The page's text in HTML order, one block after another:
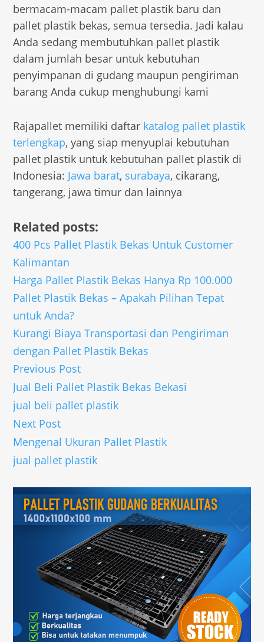
bermacam-macam pallet plastik baru dan
pallet plastik bekas, semua tersedia. Jadi kalau
Anda sedang membutuhkan pallet plastik
dalam jumlah besar untuk kebutuhan
penyimpanan di gudang maupun pengiriman
barang Anda cukup menghubungi kami
Rajapallet memiliki daftar katalog pallet plastik
terlengkap, yang siap menyuplai kebutuhan
pallet plastik untuk kebutuhan pallet plastik di
Indonesia: Jawa barat, surabaya, cikarang,
tangerang, jawa timur dan lainnya
Related posts:
400 Pcs Pallet Plastik Bekas Untuk Customer
Kalimantan
Harga Pallet Plastik Bekas Hanya Rp 100.000
Pallet Plastik Bekas – Apakah Pilihan Tepat
untuk Anda?
Kurangi Biaya Transportasi dan Pengiriman
dengan Pallet Plastik Bekas
Previous Post
Jual Beli Pallet Plastik Bekas Bekasi
jual beli pallet plastik
Next Post
Mengenal Ukuran Pallet Plastik
jual pallet plastik